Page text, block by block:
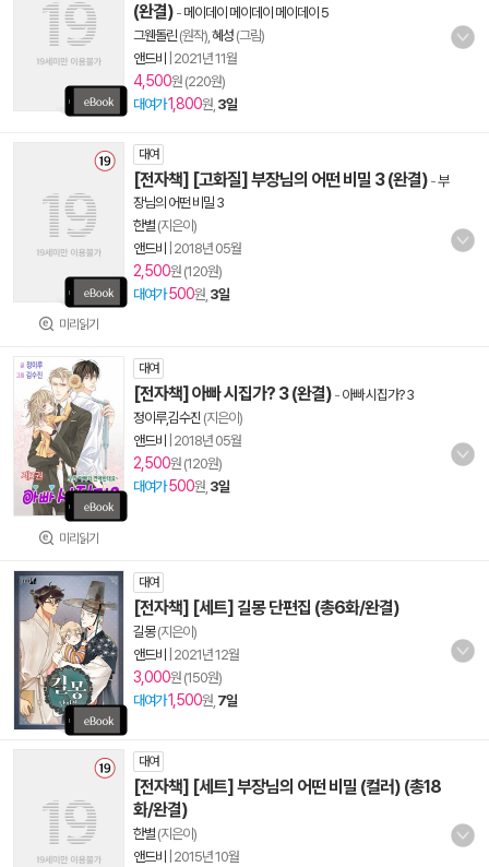
(완결) - 메이데이 메이데이 메이데이 5
그웬돌린 (원작), 혜성 (그림)
앤드비
2021년 11월
4,500원 (220원)
대여가1,800원, 3일
미리읽기
대여
[전자책] [고화질] 부장님의 어떤 비밀 3 (완결) -부
장님의 어떤 비밀 3
한별 (지은이)
앤드비
2018년 05월
2,500원 (120원)
대여가 500원, 3일
미리읽기
대여
[전자책] 아빠 시집가? 3 (완결) - 아빠 시집가? 3
정이루,김수진 (지은이)
앤드비
2018년 05월
2,500원 (120원)
대여가 500원, 3일
대여
[전자책] [세트] 길몽 단편집 (총6화/완결)
길몽(지은이)
앤드비
2021년 12월
3,000원 (150원)
대여가1,500원, 7일
대여
[전자책] [세트] 부장님의 어떤 비밀 (컬러) (총18
화/완결)
한별 (지은이)
앤드비
2015년 10월